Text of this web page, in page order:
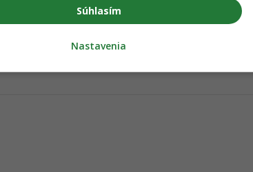
Súhlasím
Nastavenia